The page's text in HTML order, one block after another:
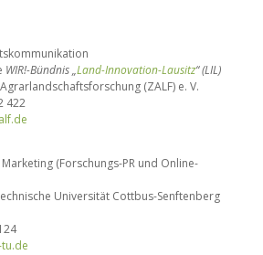
WIR!-Bündnis „Land-Innovation-Lausitz“ (LIL)
(ZALF) e. V.
422
(Forschungs-PR und Online-
Universität Cottbus-Senftenberg